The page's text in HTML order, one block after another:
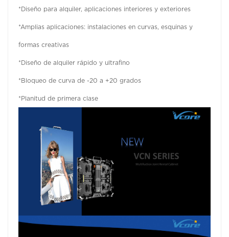
*Diseño para alquiler, aplicaciones interiores y exteriores
*Amplias aplicaciones: instalaciones en curvas, esquinas y
formas creativas
*Diseño de alquiler rápido y ultrafino
*Bloqueo de curva de -20 a +20 grados
*Planitud de primera clase